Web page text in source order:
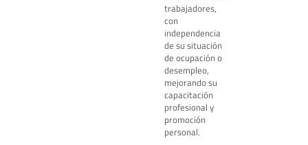
trabajadores,
con
independencia
de su situación
de ocupación o
desempleo,
mejorando su
capacitación
profesional y
promoción
personal.